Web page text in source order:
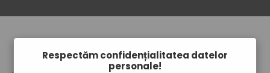
Respectăm confidențialitatea datelor
personale!